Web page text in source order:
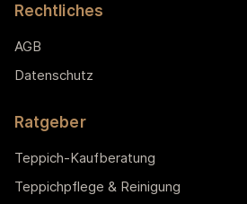
Rechtliches
AGB
Datenschutz
Ratgeber
Teppich-Kaufberatung
Teppichpflege & Reinigung